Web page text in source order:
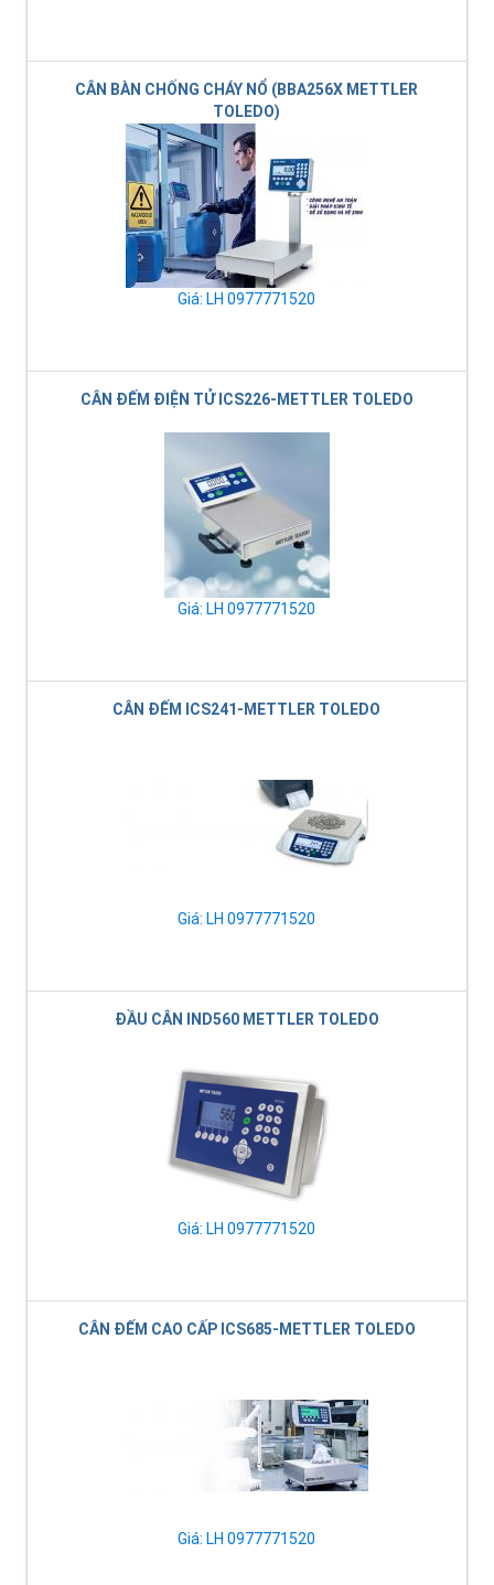
CÂN BÀN CHỐNG CHÁY NỔ (BBA256X METTLER
TOLEDO)
Giá: LH 0977771520
CÂN ĐẾM ĐIỆN TỬ ICS226-METTLER TOLEDO
Giá: LH 0977771520
CÂN ĐẾM ICS241-METTLER TOLEDO
Giá: LH 0977771520
ĐẦU CÂN IND560 METTLER TOLEDO
Giá: LH 0977771520
CÂN ĐẾM CAO CẤP ICS685-METTLER TOLEDO
Giá: LH 0977771520